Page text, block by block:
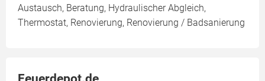
Austausch, Beratung, Hydraulischer Abgleich,
Thermostat, Renovierung, Renovierung / Badsanierung